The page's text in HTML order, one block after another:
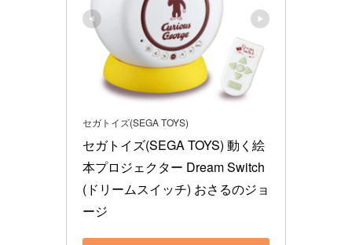
セガトイズ(SEGA TOYS)
セガトイズ(SEGA TOYS) 動く絵
本プロジェクター Dream Switch
(ドリームスイッチ) おさるのジョ
ージ